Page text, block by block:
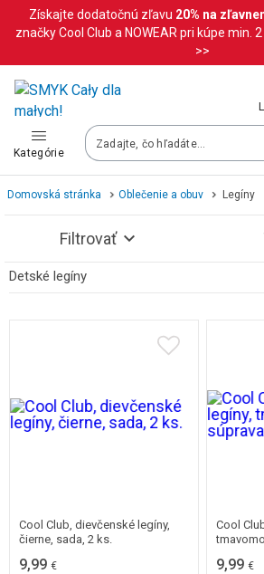
Získajte dodatočnú zľavu 20% na
značky Cool Club a NOWEAR pri kúpe min.
>>
Kategórie
Krajina a jazyk
Vyberte krajinu
Slovenská republika
Vaše objednávky doručíme na území
Slovenčina
Po zmene krajiny môžu byť niektoré
Uložiť
Domovská stránka Oblečenie a obuv Legíny
Filtrovať
Detské legíny
Cool Club, dievčenské legíny,
čierne, sada, 2 ks.
9,99 €
Cool
9,99 €